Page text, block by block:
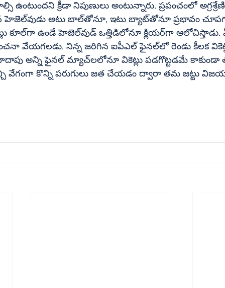
క్రీడా నిపుణులు అంటున్నారు. ప్రపంచంలో అగ్రశ్రేణి
చూపగలడు. ఆర్సీబీ
ఏ బ్యాటర్‌కు ఏ
నిన్న జరిగిన ఐపీఎల్ ఫైనల్‌లో రెండు కీలక వికెట్లు పడగొట్టిన ఈ
వికెట్లు పడగొట్టడమే కాకుండా తమ జట్టు